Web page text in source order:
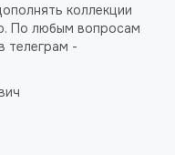
коллекции
По любым вопросам
телеграм -